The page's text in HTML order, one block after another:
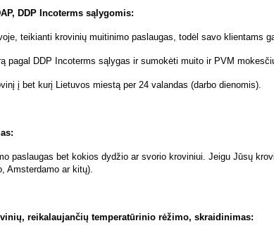
DDP Incoterms sąlygomis:
teikianti krovinių muitinimo paslaugas, todėl savo klientams
pagal DDP Incoterms sąlygas ir sumokėti muito ir PVM
į bet kurį Lietuvos miestą per 24 valandas (darbo dienomis).
paslaugas bet kokios dydžio ar svorio kroviniui. Jeigu Jūsų
Amsterdamo ar kitų).
reikalaujančių temperatūrinio rėžimo, skraidinimas: